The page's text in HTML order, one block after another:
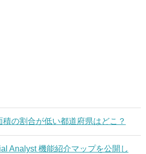
積の割合が低い都道府県はどこ？
Analyst 機能紹介マップを公開し